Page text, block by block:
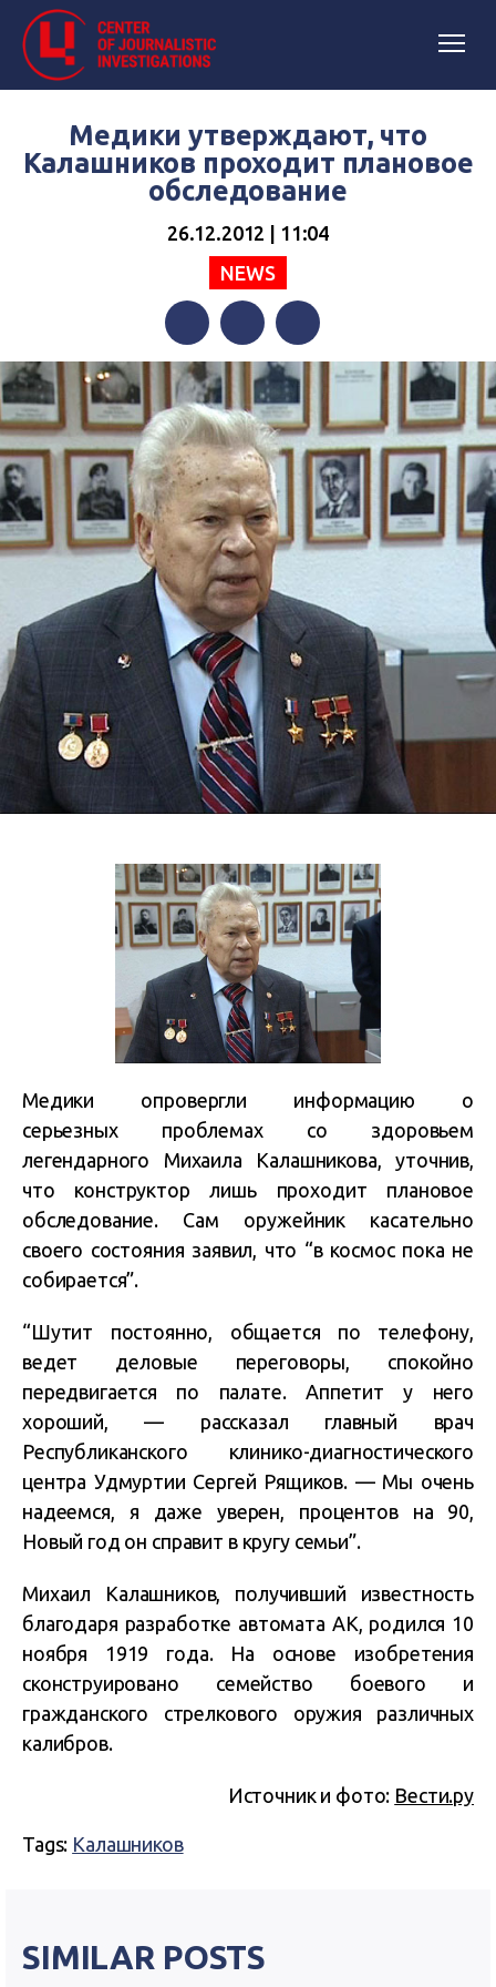
Медики утверждают, что
Калашников проходит плановое
обследование
26.12.2012 | 11:04
NEWS
FacebookTwitterTelegram
Медики опровергли информацию о
серьезных проблемах со здоровьем
легендарного Михаила Калашникова, уточнив,
что конструктор лишь проходит плановое
обследование. Сам оружейник касательно
своего состояния заявил, что “в космос пока не
собирается”.
“Шутит постоянно, общается по телефону,
ведет деловые переговоры, спокойно
передвигается по палате. Аппетит у него
хороший, — рассказал главный врач
Республиканского клинико-диагностического
центра Удмуртии Сергей Рящиков. — Мы очень
надеемся, я даже уверен, процентов на 90,
Новый год он справит в кругу семьи”.
Михаил Калашников, получивший известность
благодаря разработке автомата АК, родился 10
ноября 1919 года. На основе изобретения
сконструировано семейство боевого и
гражданского стрелкового оружия различных
калибров.
Источник и фото: Вести.ру
Tags: Калашников
SIMILAR POSTS